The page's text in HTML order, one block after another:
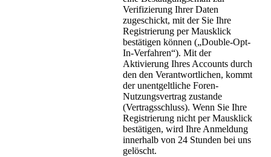
Verifizierung Ihrer Daten
zugeschickt, mit der Sie Ihre
Registrierung per Mausklick
bestätigen können („Double-Opt-
In-Verfahren“). Mit der
Aktivierung Ihres Accounts durch
den den Verantwortlichen, kommt
der unentgeltliche Foren-
Nutzungsvertrag zustande
(Vertragsschluss). Wenn Sie Ihre
Registrierung nicht per Mausklick
bestätigen, wird Ihre Anmeldung
innerhalb von 24 Stunden bei uns
gelöscht.